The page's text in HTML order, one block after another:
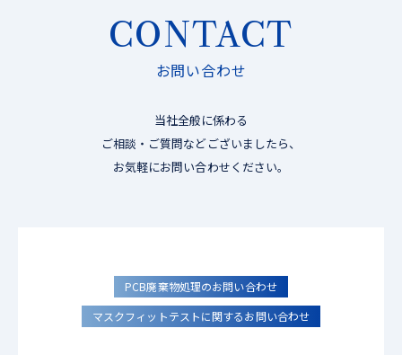
CONTACT
お問い合わせ
当社全般に係わる
ご相談・ご質問などございましたら、
お気軽にお問い合わせください。
PCB廃棄物処理のお問い合わせ
マスクフィットテストに関するお問い合わせ